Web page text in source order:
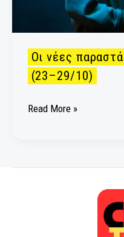
Οι νέες
(23–29/10)
Read More »